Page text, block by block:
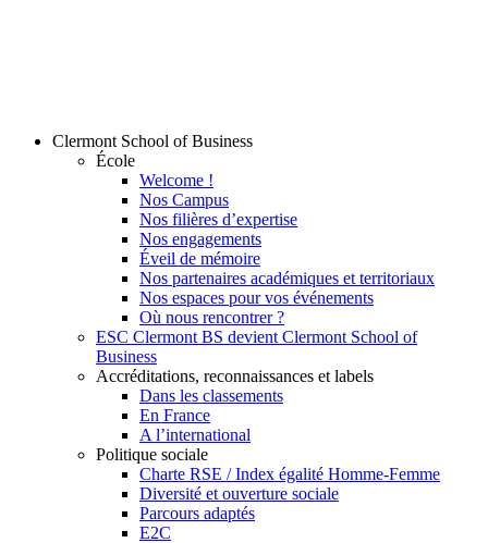
Clermont School of Business
École
Welcome !
Nos Campus
Nos filières d’expertise
Nos engagements
Éveil de mémoire
Nos partenaires académiques et territoriaux
Nos espaces pour vos événements
Où nous rencontrer ?
ESC Clermont BS devient Clermont School of
Business
Accréditations, reconnaissances et labels
Dans les classements
En France
A l’international
Politique sociale
Charte RSE / Index égalité Homme-Femme
Diversité et ouverture sociale
Parcours adaptés
E2C